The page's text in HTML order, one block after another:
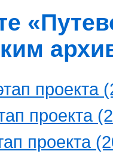
проекта
проекта
проекта